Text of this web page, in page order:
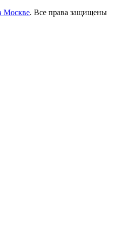
Москве. Все права защищены